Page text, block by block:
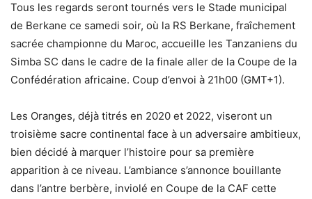
Tous les regards seront tournés vers le Stade municipal
de Berkane ce samedi soir, où la RS Berkane, fraîchement
sacrée championne du Maroc, accueille les Tanzaniens du
Simba SC dans le cadre de la finale aller de la Coupe de la
Confédération africaine. Coup d’envoi à 21h00 (GMT+1).
Les Oranges, déjà titrés en 2020 et 2022, viseront un
troisième sacre continental face à un adversaire ambitieux,
bien décidé à marquer l’histoire pour sa première
apparition à ce niveau. L’ambiance s’annonce bouillante
dans l’antre berbère, inviolé en Coupe de la CAF cette